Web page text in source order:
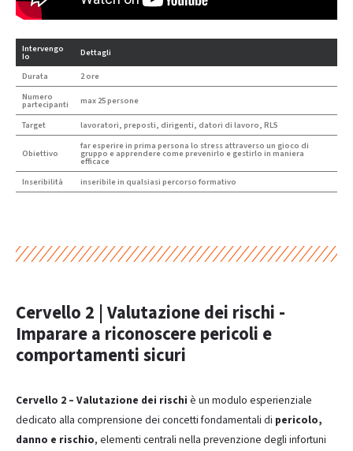
Intervengo
Io
Dettagli
Durata
2 ore
Numero
partecipanti max 25 persone
Target lavoratori, preposti, dirigenti, datori di lavoro, RLS
Obiettivo
far esperire in prima persona lo stress attraverso un gioco di
gruppo e apprendere come prevenirlo e gestirlo in maniera
efficace
Inseribilità
inseribile in qualsiasi percorso formativo
Cervello 2 | Valutazione dei rischi -
Imparare a riconoscere pericoli e
comportamenti sicuri
Cervello 2 – Valutazione dei rischi è un modulo esperienziale
dedicato alla comprensione dei concetti fondamentali di pericolo,
danno e rischio, elementi centrali nella prevenzione degli infortuni